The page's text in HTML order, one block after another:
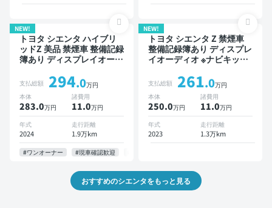
NEW!
トヨタ シエンタ ハイブリ
ッドZ 美品 禁煙車 整備記録
簿あり ディスプレイオーデ
ブラインドスポットモニタ
ー オートクルーズ 3列シー
ト スマートキー ETC バッ
クモニター 全方位カメラ
ドライブレコーダー 衝突軽
減 両側電動スライドドア 7
人乗り
支払総額 294.0万円
本体
283.0万円
諸費用
11.0万円
年式
2024
走行距離
1.9万km
#ワンオーナー #現車確認歓迎
NEW!
トヨタ シエンタ Z 禁煙車
整備記録簿あり ディスプレ
イオーディオ ※ナビキット
トモニター オートクルーズ
3列シート スマートキー
ETC バックモニター 全方
位カメラ ドライブレコーダ
ー 衝突軽減 両側電動スラ
イドドア 7人乗り
支払総額 261.0万円
本体
250.0万円
諸費用
11.0万円
年式
2023
走行距離
1.3万km
おすすめのシエンタをもっと見る